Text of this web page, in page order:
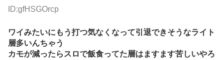
ID:gfHSGOrcp
ワイみたいにもう打つ気なくなって引退できそうなライト
層多いんちゃう
カモが減ったらスロで飯食ってた層はますます苦しいやろ